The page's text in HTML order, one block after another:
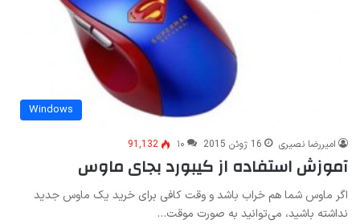
Windows
امیررضا نصیری 16 ژوئن 2015 ۱۰ 91,132
آموزش استفاده از کیبورد بجای ماوس
اگر ماوس شما هم خراب باشد و وقت کافی برای خرید یک ماوس جدید
نداشته باشید، می‌توانید به صورت موقت…